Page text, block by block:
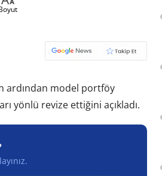
ardından model portföy
yönlü revize ettiğini açıkladı.